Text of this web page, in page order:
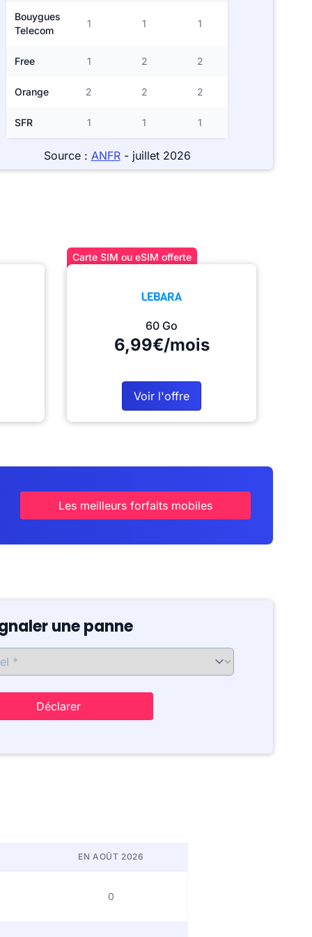
Bouygues
Telecom
1 1 1
Free 1 2 2
Orange 2 2 2
SFR 1 1 1
Source : ANFR- juillet 2026
Carte SIM ou eSIM offerte
60 Go
6,99€/mois
Voir l'offre
Les meilleurs forfaits mobiles
une panne
Déclarer
EN AOÛT 2026
0